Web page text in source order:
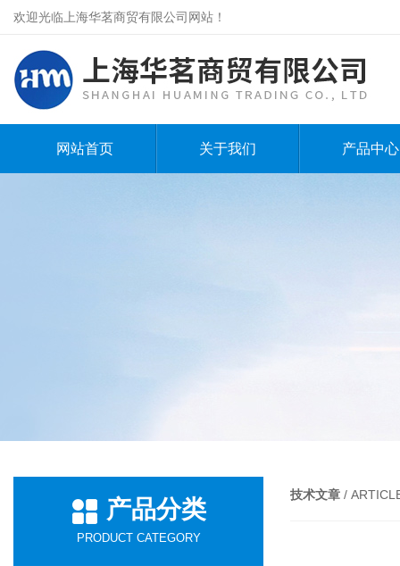
欢迎光临上海华茗商贸有限公司网站！
网站首页 关于我们 产品中心
产品分类
PRODUCT CATEGORY
技术文章 /